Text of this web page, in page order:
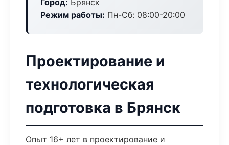
Город: Брянск
Режим работы: Пн-Сб: 08:00-20:00
Проектирование и
технологическая
подготовка в Брянск
Опыт 16+ лет в проектирование и